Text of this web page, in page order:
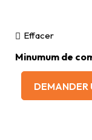
Effacer
Minumum de
DEMANDER